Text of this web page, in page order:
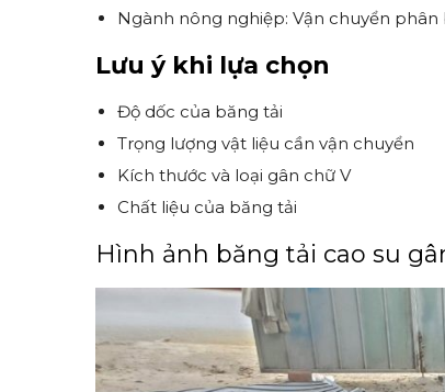
Ngành nông nghiệp: Vận chuyển
Lưu ý khi lựa chọn
Độ dốc của băng tải
Trọng lượng vật liệu cần vận chuyển
Kích thước và loại gân chữ V
Chất liệu của băng tải
Hình ảnh băng tải cao su